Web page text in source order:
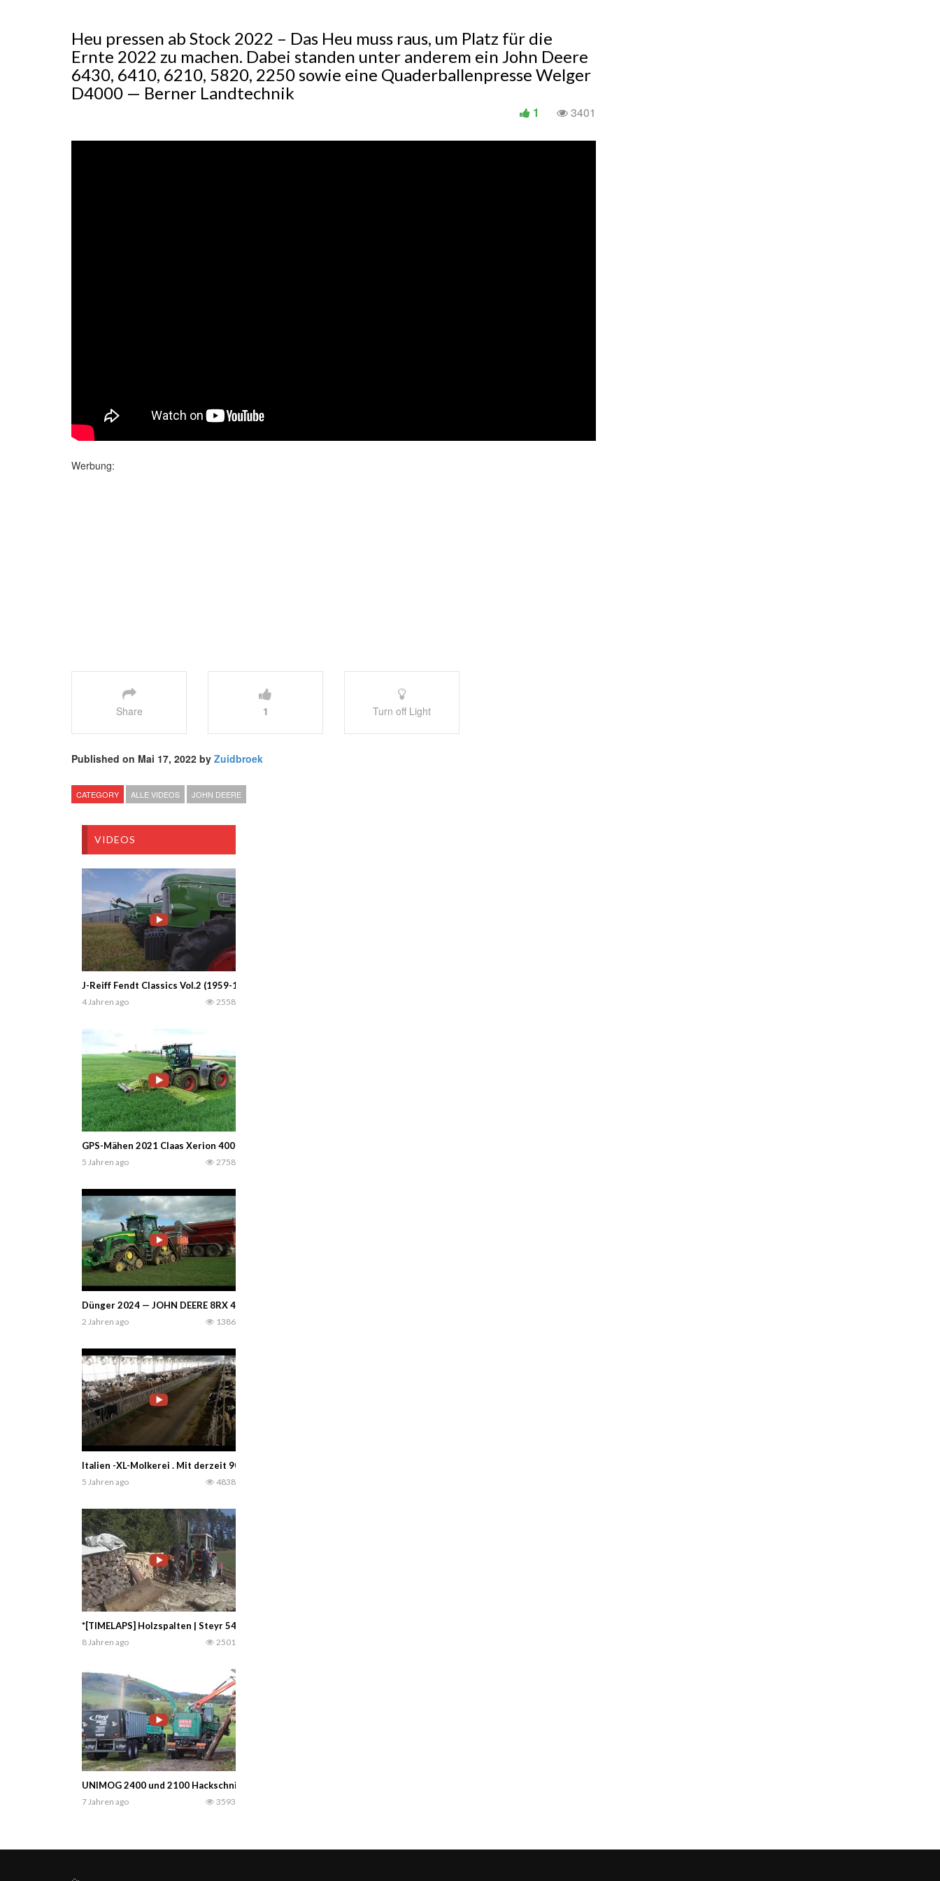
Heu pressen ab Stock 2022 – Das Heu muss raus, um Platz für die
Ernte 2022 zu machen. Dabei standen unter anderem ein John Deere
6430, 6410, 6210, 5820, 2250 sowie eine Quaderballenpresse Welger
D4000 — Berner Landtechnik
3401
1
Werbung:
Share 1 Turn off Light
Published on Mai 17, 2022 by Zuidbroek
CATEGORY ALLE VIDEOS JOHN DEERE
VIDEOS
J-Reiff Fendt Classics Vol.2 (1959-1969) — Senior Director des Unternehmens, Josy Reiff, hat mit Leidenschaft die weltweit größte Sammlung klassischer Fendt-Traktoren zusammengetragen. —
4 Jahren ago 2558
GPS-Mähen 2021 Claas Xerion 4000 + Claas Disco 9400c und Disco 3200fc — VENAWASS
5 Jahren ago 2758
Dünger 2024 — JOHN DEERE 8RX 410, 8320R + Perard interbenne 38 — Benjamín Zvara
2 Jahren ago 1386
Italien -XL-Molkerei . Mit derzeit 900 Kühen wird daran gearbeitet, sich zu 1800 Kühen zu entwickeln. — HLG machinery
5 Jahren ago 4838
*[TIMELAPS] Holzspalten | Steyr 540 |Hier im Video haben ich und mein Papa ein paar Holzscheite gemacht — Moareida Agrar
8 Jahren ago 2501
UNIMOG 2400 und 2100 Hackschnitzel fahren im Sauerland mit Jenz Hem 561 — Phil Graf
7 Jahren ago 3593